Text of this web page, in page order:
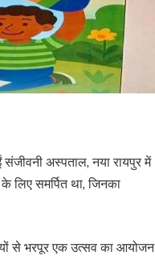
अस्पताल, नया रायपुर में
समर्पित था, जिनका
से भरपूर एक उत्सव का आयोजन